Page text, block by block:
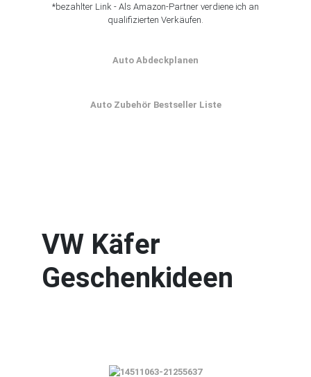
*bezahlter Link - Als Amazon-Partner verdiene ich an
qualifizierten Verkäufen.
Auto Abdeckplanen
Auto Zubehör Bestseller Liste
VW Käfer
Geschenkideen